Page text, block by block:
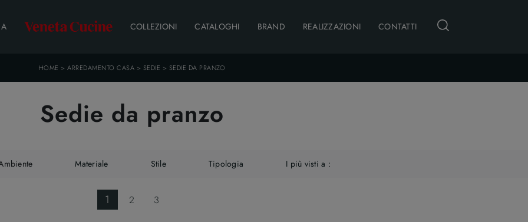
COLLEZIONI CATALOGHI BRAND REALIZZAZIONI CONTATTI
HOME >ARREDAMENTO CASA > SEDIE > SEDIE DA PRANZO
Sedie da pranzo
Materiale Stile Tipologia I più visti a :
1 2 3